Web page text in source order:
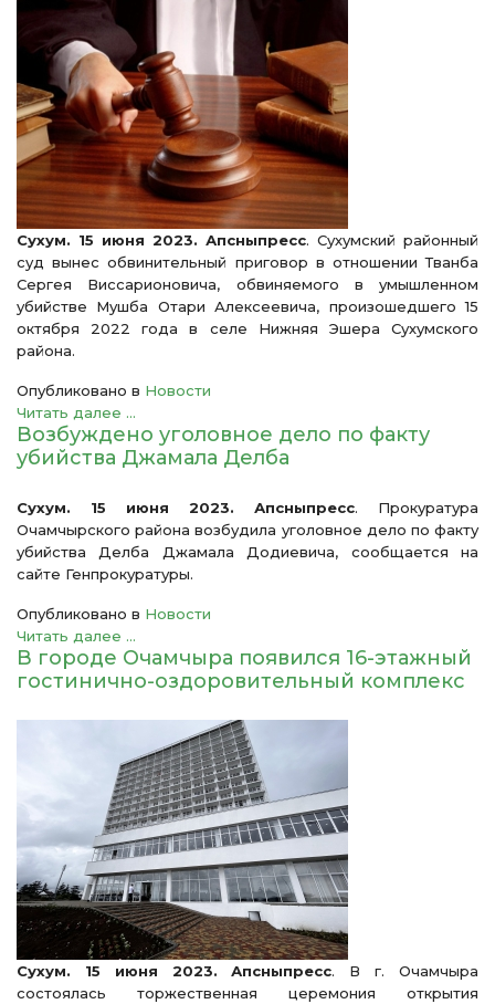
Сухум. 15 июня 2023. Апсныпресс. Сухумский районный
суд вынес обвинительный приговор в отношении Тванба
Сергея Виссарионовича, обвиняемого в умышленном
убийстве Мушба Отари Алексеевича, произошедшего 15
октября 2022 года в селе Нижняя Эшера Сухумского
района.
Опубликовано в Новости
Читать далее ...
Возбуждено уголовное дело по факту
убийства Джамала Делба
Сухум. 15 июня 2023. Апсныпресс. Прокуратура
Очамчырского района возбудила уголовное дело по факту
убийства Делба Джамала Додиевича, сообщается на
сайте Генпрокуратуры.
Опубликовано в Новости
Читать далее ...
В городе Очамчыра появился 16-этажный
гостинично-оздоровительный комплекс
Сухум. 15 июня 2023. Апсныпресс. В г. Очамчыра
состоялась торжественная церемония открытия